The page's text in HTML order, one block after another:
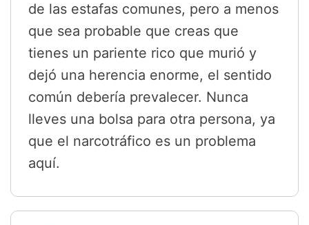
de las estafas comunes, pero a menos
que sea probable que creas que
tienes un pariente rico que murió y
dejó una herencia enorme, el sentido
común debería prevalecer. Nunca
lleves una bolsa para otra persona, ya
que el narcotráfico es un problema
aquí.